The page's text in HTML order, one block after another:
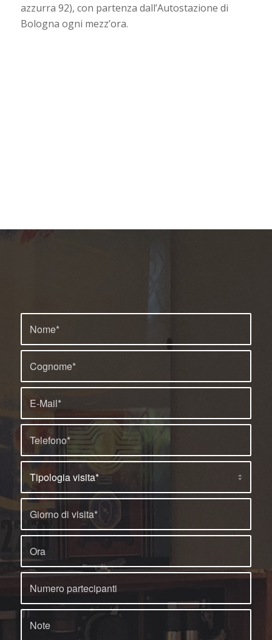
azzurra 92), con partenza dall’Autostazione di
Bologna ogni mezz’ora.